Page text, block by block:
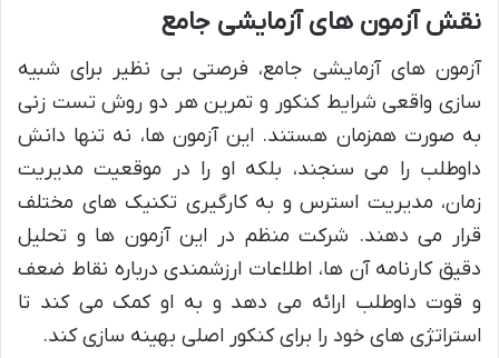
نقش آزمون های آزمایشی جامع
آزمون های آزمایشی جامع، فرصتی بی نظیر برای شبیه
سازی واقعی شرایط کنکور و تمرین هر دو روش تست زنی
به صورت همزمان هستند. این آزمون ها، نه تنها دانش
داوطلب را می سنجند، بلکه او را در موقعیت مدیریت
زمان، مدیریت استرس و به کارگیری تکنیک های مختلف
قرار می دهند. شرکت منظم در این آزمون ها و تحلیل
دقیق کارنامه آن ها، اطلاعات ارزشمندی درباره نقاط ضعف
و قوت داوطلب ارائه می دهد و به او کمک می کند تا
استراتژی های خود را برای کنکور اصلی بهینه سازی کند.